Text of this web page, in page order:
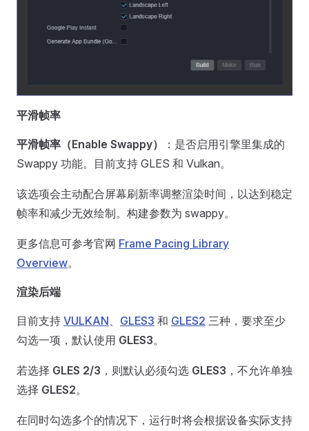
平滑帧率
平滑帧率（Enable Swappy）
：是否启用引擎里集成的
Swappy 功能。目前支持 GLES 和 Vulkan。
该选项会主动配合屏幕刷新率调整渲染时间，以达到稳定
帧率和减少无效绘制。构建参数为 swappy。
更多信息可参考官网 Frame Pacing Library
Overview。
渲染后端
目前支持 VULKAN GLES3 和 GLES2 三种，要求至少
勾选一项，默认使用 GLES3。
若选择 GLES 2/3 ，则默认必须勾选 GLES3 ，不允许单独
选择 GLES2。
在同时勾选多个的情况下，运行时将会根据设备实际支持